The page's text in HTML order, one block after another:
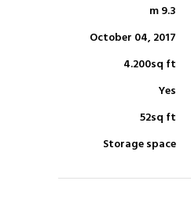
9.3 m
October 04, 2017
4.200sq ft
Yes
52sq ft
Storage space